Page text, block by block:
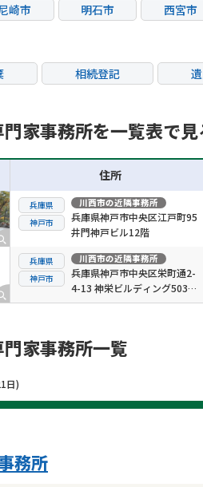
崎市 明石市 西宮市
相続登記
相続人調査 相
家事務所を一覧表で見
住所
兵庫県
神戸市
川西市の近隣事務所
兵庫県神戸市中央区江戸町95
井門神戸ビル12階
兵庫県
神戸市
川西市の近隣事務所
兵庫県神戸市中央区栄町通2-
4-13 神栄ビルディング503号
室
家事務所一覧
日)
務所